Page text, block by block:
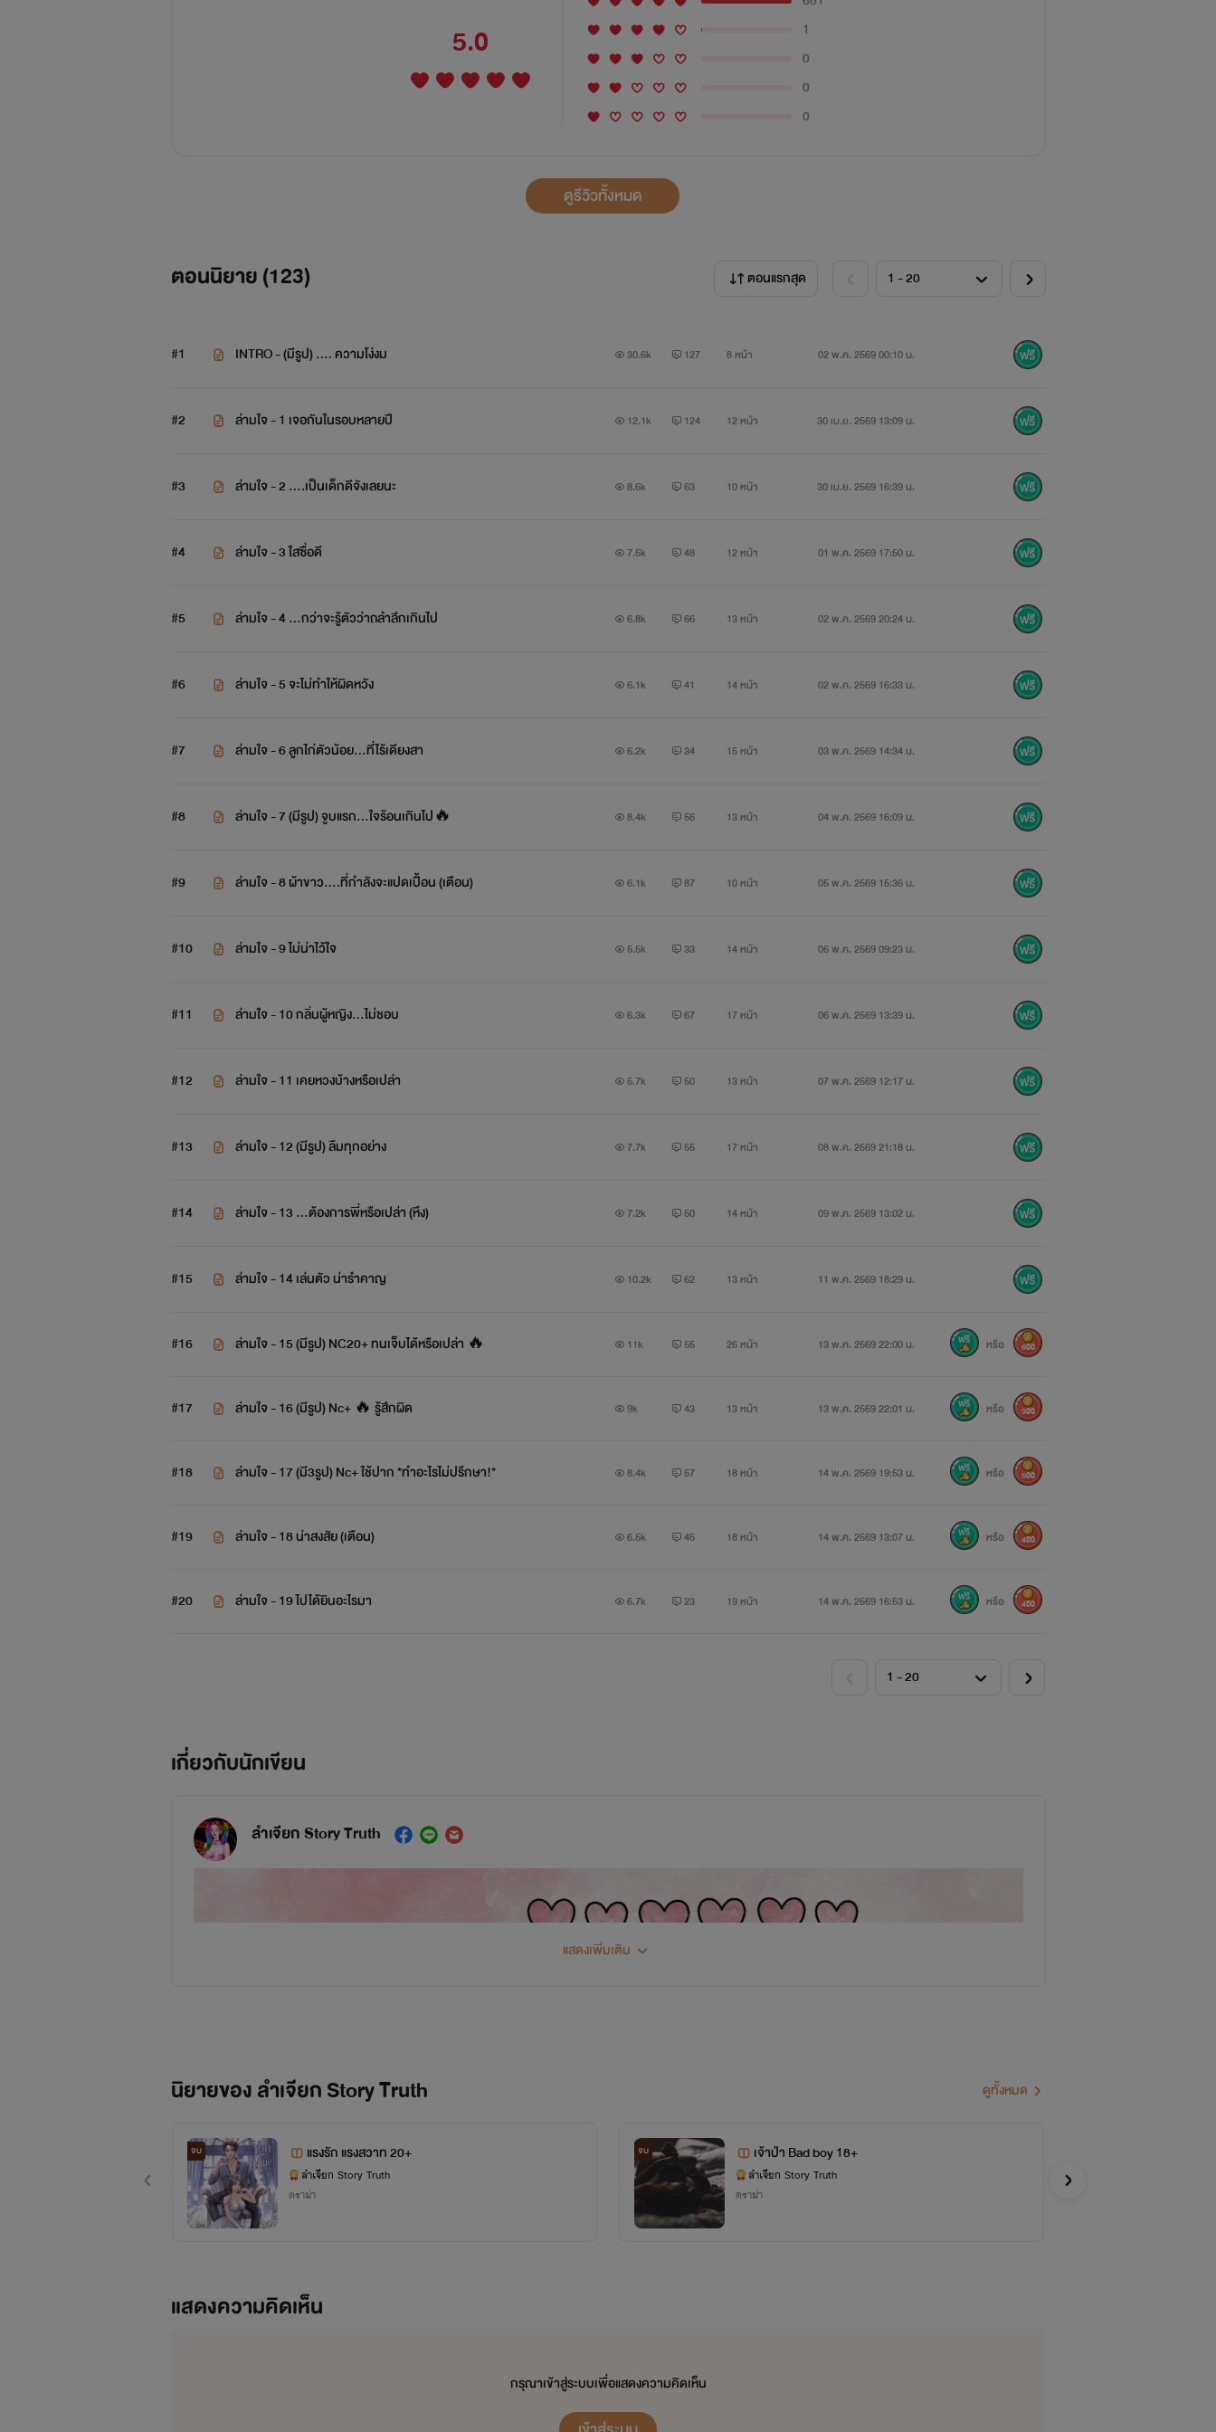
5.0
1
0
0
0
ดูรีวิวทั้งหมด
ตอนนิยาย (123) ตอนแรกสุด
#1 INTRO - (มีรูป) …. ความโง่งม 30.6k 127 8 หน้า 02 พ.ค. 2569 00:10 น.
#2 ล่ามใจ - 1 เจอกันในรอบหลายปี 12.1k 124 12 หน้า 30 เม.ย. 2569 13:09 น.
#3 ล่ามใจ - 2 ….เป็นเด็กดีจังเลยนะ 8.6k 63 10 หน้า 30 เม.ย. 2569 16:39 น.
#4 ล่ามใจ - 3 ใสซื่อดี 7.5k 48 12 หน้า 01 พ.ค. 2569 17:50 น.
#5 ล่ามใจ - 4 …กว่าจะรู้ตัวว่าถลำลึกเกินไป 6.8k 66 13 หน้า 02 พ.ค. 2569 20:24 น.
#6 ล่ามใจ - 5 จะไม่ทำให้ผิดหวัง 6.1k 41 14 หน้า 02 พ.ค. 2569 16:33 น.
#7 ล่ามใจ - 6 ลูกไก่ตัวน้อย…ที่ไร้เดียงสา 6.2k 34 15 หน้า 03 พ.ค. 2569 14:34 น.
#8 ล่ามใจ - 7 (มีรูป) จูบแรก…ใจร้อนเกินไป🔥 8.4k 56 13 หน้า 04 พ.ค. 2569 16:09 น.
#9 ล่ามใจ - 8 ผ้าขาว….ที่กำลังจะแปดเปื้อน (เตือน) 6.1k 87 10 หน้า 05 พ.ค. 2569 15:36 น.
#10 ล่ามใจ - 9 ไม่น่าไว้ใจ 5.5k 33 14 หน้า 06 พ.ค. 2569 09:23 น.
#11 ล่ามใจ - 10 กลิ่นผู้หญิง…ไม่ชอบ 6.3k 67 17 หน้า 06 พ.ค. 2569 13:39 น.
#12 ล่ามใจ - 11 เคยหวงบ้างหรือเปล่า 5.7k 50 13 หน้า 07 พ.ค. 2569 12:17 น.
#13 ล่ามใจ - 12 (มีรูป) ลืมทุกอย่าง 7.7k 55 17 หน้า 08 พ.ค. 2569 21:18 น.
#14 ล่ามใจ - 13 …ต้องการพี่หรือเปล่า (หึง) 7.2k 50 14 หน้า 09 พ.ค. 2569 13:02 น.
#15 ล่ามใจ - 14 เล่นตัว น่ารำคาญ 10.2k 62 13 หน้า 11 พ.ค. 2569 18:29 น.
#16 ล่ามใจ - 15 (มีรูป) NC20+ ทนเจ็บได้หรือเปล่า 🔥 11k 55 26 หน้า 13 พ.ค. 2569 22:00 น. หรือ 600
#17 ล่ามใจ - 16 (มีรูป) Nc+ 🔥 รู้สึกผิด 9k 43 13 หน้า 13 พ.ค. 2569 22:01 น. หรือ 300
#18 ล่ามใจ - 17 (มี3รูป) Nc+ ใช้ปาก *ทำอะไรไม่ปรึกษา!* 8.4k 57 18 หน้า 14 พ.ค. 2569 19:53 น. หรือ 500
#19 ล่ามใจ - 18 น่าสงสัย (เตือน) 6.5k 45 18 หน้า 14 พ.ค. 2569 13:07 น. หรือ 400
#20 ล่ามใจ - 19 ไปได้ยินอะไรมา 6.7k 23 19 หน้า 14 พ.ค. 2569 16:53 น. หรือ 400
เกี่ยวกับนักเขียน
ลำเจียก Story Truth
แสดงเพิ่มเติม
นิยายของ ลำเจียก Story Truth ดูทั้งหมด
จบ แรงรัก แรงสวาท 20+
ลำเจียก Story Truth
ดราม่า
จบ เจ้าป่า Bad boy 18+
ลำเจียก Story Truth
ดราม่า
แสดงความคิดเห็น
กรุณาเข้าสู่ระบบเพื่อแสดงความคิดเห็น